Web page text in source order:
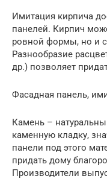
Имитация кирпича
панелей. Кирпич
ровной формы, но и
Разнообразие
др.) позволяет
Фасадная панель,
Камень –
каменную кладку,
панели под этого
придать дому
Производители